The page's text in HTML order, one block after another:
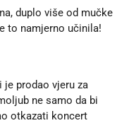
duplo više od mučke
to namjerno učinila! 😉
je prodao vjeru za
ne samo da bi
otkazati koncert